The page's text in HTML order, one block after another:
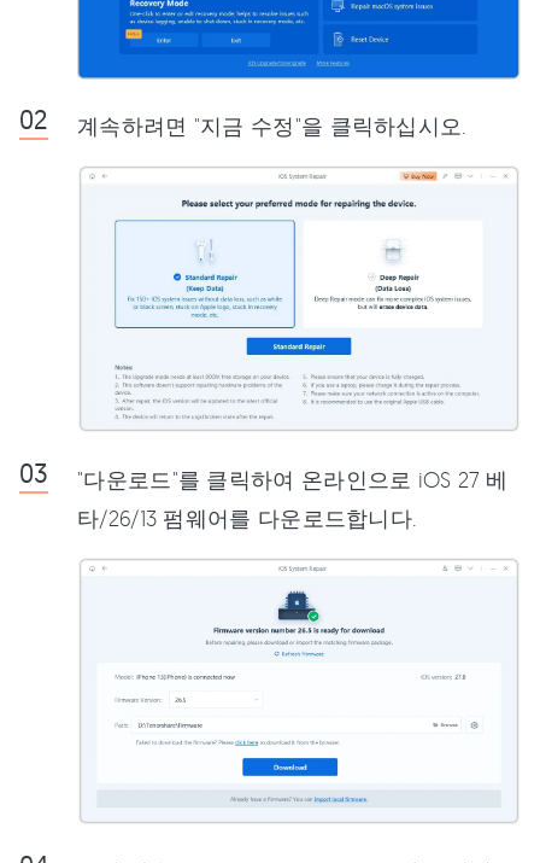
계속하려면 "지금 수정"을 클릭하십시오.
"다운로드"를 클릭하여 온라인으로 iOS 27 베
타/26/13 펌웨어를 다운로드합니다.